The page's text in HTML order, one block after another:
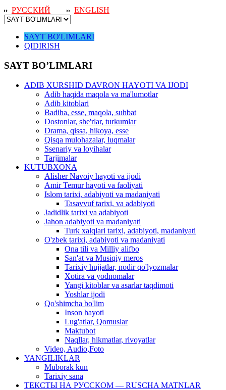
РУССКИЙ
ENGLISH
SAYT BO'LIMLARI
QIDIRISH
SAYT BO’LIMLARI
ADIB XURSHID DAVRON HAYOTI VA IJODI
Adib haqida maqola va ma'lumotlar
Adib kitoblari
Badiha, esse, maqola, suhbat
Dostonlar, she'rlar, turkumlar
Drama, qissa, hikoya, esse
Qisqa mulohazalar, luqmalar
Ssenariy va loyihalar
Tarjimalar
KUTUBXONA
Alisher Navoiy hayoti va ijodi
Amir Temur hayoti va faoliyati
Islom tarixi, adabiyoti va madaniyati
Tasavvuf tarixi, va adabiyoti
Jadidlik tarixi va adabiyoti
Jahon adabiyoti va madaniyati
Turk xalqlari tarixi, adabiyoti, madaniyati
O'zbek tarixi, adabiyoti va madaniyati
Ona tili va Milliy alifbo
San'at va Musiqiy meros
Tarixiy hujjatlar, nodir qo'lyozmalar
Xotira va yodnomalar
Yangi kitoblar va asarlar taqdimoti
Yoshlar ijodi
Qo'shimcha bo'lim
Inson hayoti
Lug'atlar, Qomuslar
Maktubot
Naqllar, hikmatlar, rivoyatlar
Video, Audio,Foto
YANGILIKLAR
Muborak kun
Tarixiy sana
ТЕКСТЫ НА РУССКОМ — RUSCHA MATNLAR